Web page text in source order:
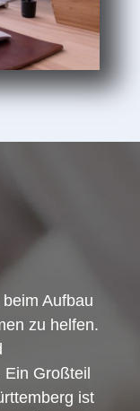
Aufbau
zu helfen.
Ein Großteil
ist